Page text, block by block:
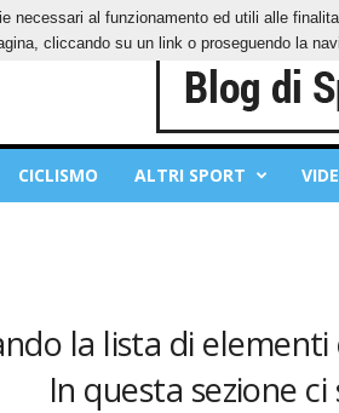
PRIVACY POLICY
CICLISMO ALTRI SPORT
la lista di
In questa sezione
al funzionamento ed utili alle
cliccando su un link o proseguendo la